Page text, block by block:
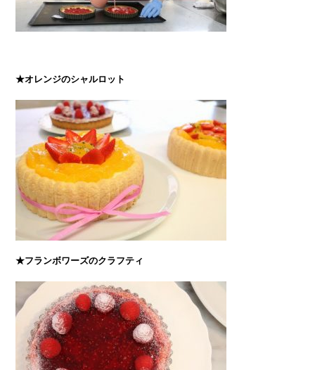
★オレンジのシャルロット
★フランボワーズのクラフティ